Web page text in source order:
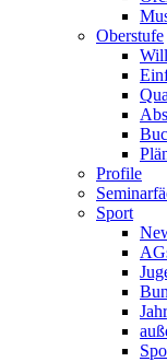
Oberstufe
Profile
Sport